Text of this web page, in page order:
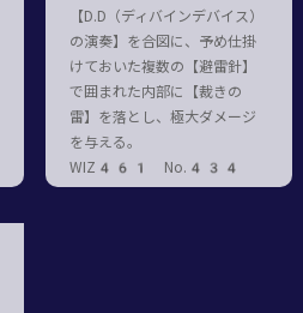
【D.D（ディバインデバイス）
の演奏】を合図に、予め仕掛
けておいた複数の【避雷針】
で囲まれた内部に【裁きの
雷】を落とし、極大ダメージ
を与える。
WIZ461 No.434